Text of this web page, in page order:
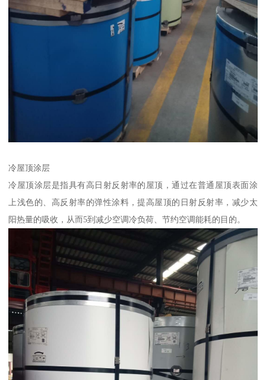
冷屋顶涂层
冷屋顶涂层是指具有高日射反射率的屋顶，通过在普通屋顶表面涂
上浅色的、高反射率的弹性涂料，提高屋顶的日射反射率，减少太
阳热量的吸收，从而5到减少空调冷负荷、节约空调能耗的目的。